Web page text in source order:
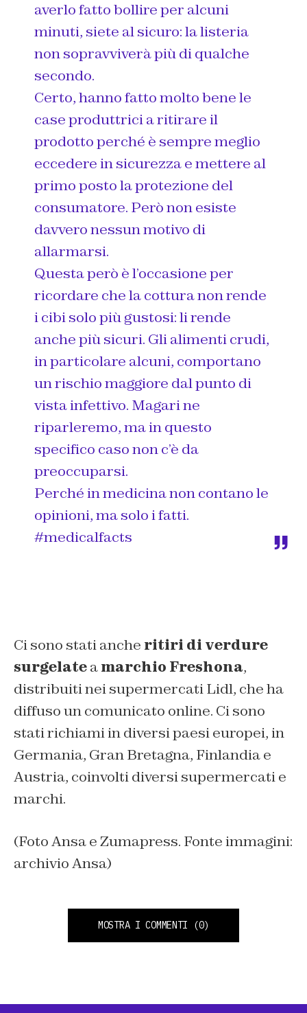
averlo fatto bollire per alcuni
minuti, siete al sicuro: la listeria
non sopravviverà più di qualche
secondo.
Certo, hanno fatto molto bene le
case produttrici a ritirare il
prodotto perché è sempre meglio
eccedere in sicurezza e mettere al
primo posto la protezione del
consumatore. Però non esiste
davvero nessun motivo di
allarmarsi.
Questa però è l’occasione per
ricordare che la cottura non rende
i cibi solo più gustosi: li rende
anche più sicuri. Gli alimenti crudi,
in particolare alcuni, comportano
un rischio maggiore dal punto di
vista infettivo. Magari ne
riparleremo, ma in questo
specifico caso non c’è da
preoccuparsi.
Perché in medicina non contano le
opinioni, ma solo i fatti.
#medicalfacts
Ci sono stati anche ritiri di verdure
surgelateamarchio Freshona,
distribuiti nei supermercati Lidl, che ha
diffuso un comunicato online. Ci sono
stati richiami in diversi paesi europei, in
Germania, Gran Bretagna, Finlandia e
Austria, coinvolti diversi supermercati e
marchi.
(Foto Ansa e Zumapress. Fonte immagini:
archivio Ansa)
MOSTRA I COMMENTI (0)